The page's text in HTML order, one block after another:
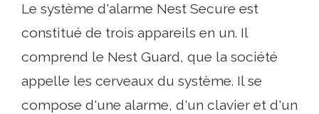
Le système d'alarme Nest Secure est
constitué de trois appareils en un. Il
comprend le Nest Guard, que la société
appelle les cerveaux du système. Il se
compose d'une alarme, d'un clavier et d'un